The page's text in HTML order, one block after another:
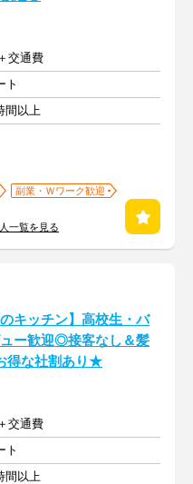
交通費
ト
間以上
副業・Ｗワーク歓迎
一覧を見る
のキッチン】高校生・バ
ー歓迎◎接客なし＆髪
得な社割あり★
交通費
ト
間以上